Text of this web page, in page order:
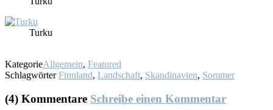
Tur­ku
KategorieAllgemein, Featured
Schlagwörter Finnland, Landschaft, Skandinavien, Sommer
(4) Kommentare Schreibe einen Kommentar